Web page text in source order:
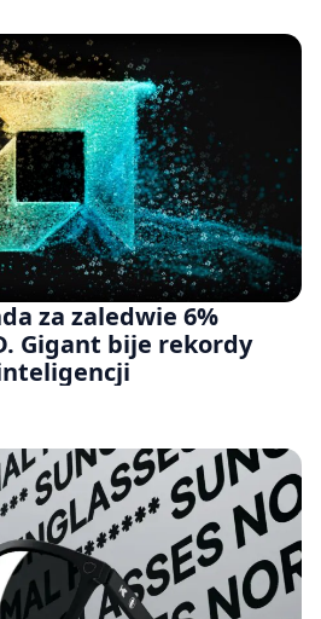
za zaledwie 6%
Gigant bije rekordy